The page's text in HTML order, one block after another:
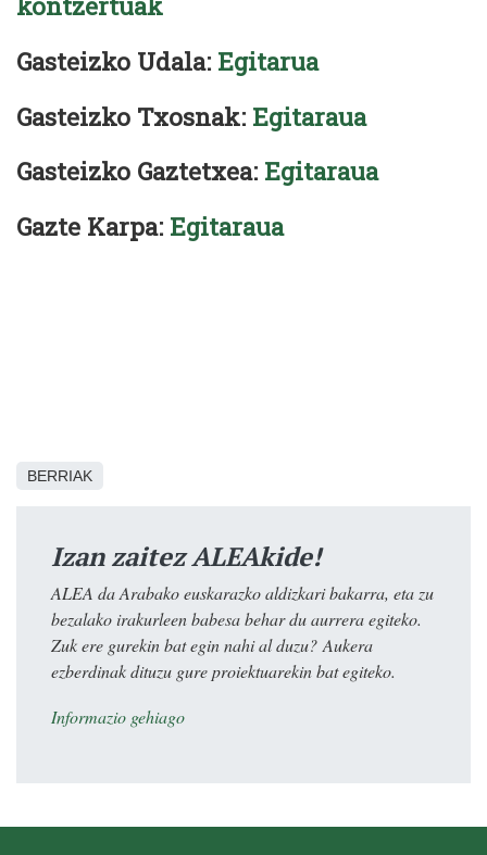
kontzertuak
Gasteizko Udala: Egitarua
Gasteizko Txosnak: Egitaraua
Gasteizko Gaztetxea: Egitaraua
Gazte Karpa: Egitaraua
BERRIAK
Izan zaitez ALEAkide!
ALEA da Arabako euskarazko aldizkari bakarra, eta zu
bezalako irakurleen babesa behar du aurrera egiteko.
Zuk ere gurekin bat egin nahi al duzu? Aukera
ezberdinak dituzu gure proiektuarekin bat egiteko.
Informazio gehiago